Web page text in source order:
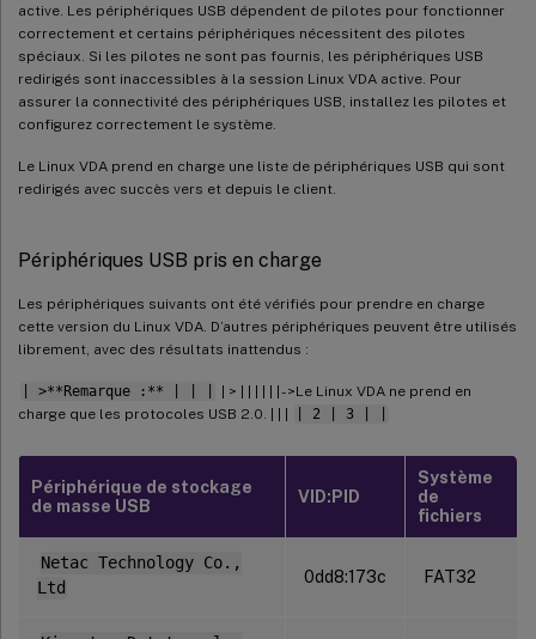
active. Les périphériques USB dépendent de pilotes pour fonctionner
correctement et certains périphériques nécessitent des pilotes
spéciaux. Si les pilotes ne sont pas fournis, les périphériques USB
redirigés sont inaccessibles à la session Linux VDA active. Pour
assurer la connectivité des périphériques USB, installez les pilotes et
configurez correctement le système.
Le Linux VDA prend en charge une liste de périphériques USB qui sont
redirigés avec succès vers et depuis le client.
Périphériques USB pris en charge
Les périphériques suivants ont été vérifiés pour prendre en charge
cette version du Linux VDA. D’autres périphériques peuvent être utilisés
librement, avec des résultats inattendus :
| >**Remarque :** | | |
| > | | | | | | - >Le Linux VDA ne prend en
charge que les protocoles USB 2.0. | | |
| 2 | 3 | |
Périphérique de stockage
de masse USB
VID:PID
Système
de
fichiers
Netac Technology Co.,
Ltd
0dd8:173c FAT32